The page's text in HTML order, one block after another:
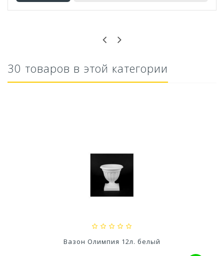
Ускоритель компоста 60гр
30 товаров в этой категории
Вазон Олимпия 12л. белый